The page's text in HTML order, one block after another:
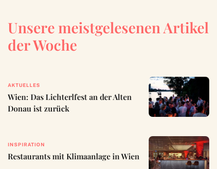
Unsere meistgelesenen Artikel
der Woche
AKTUELLES
Wien: Das Lichterlfest an der Alten
Donau ist zurück
INSPIRATION
Restaurants mit Klimaanlage in Wien